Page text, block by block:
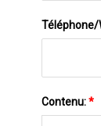
Téléphone/
Contenu:*